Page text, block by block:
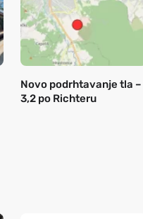
Novo podrhtavanje tla –
3,2 po Richteru